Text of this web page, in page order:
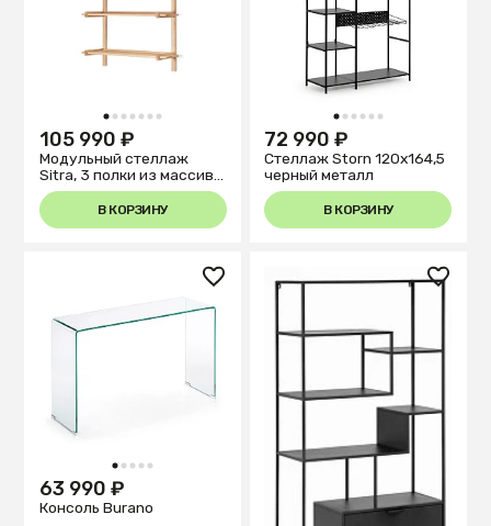
1 2 3 4 5 6 7
105 990 ₽
Модульный стеллаж
Sitra, 3 полки из массива
дуба с натуральной
отделкой, 90 см
В КОРЗИНУ
1 2 3 4 5 6
72 990 ₽
Стеллаж Storn 120x164,5
черный металл
В КОРЗИНУ
1 2 3 4 5
63 990 ₽
Консоль Burano